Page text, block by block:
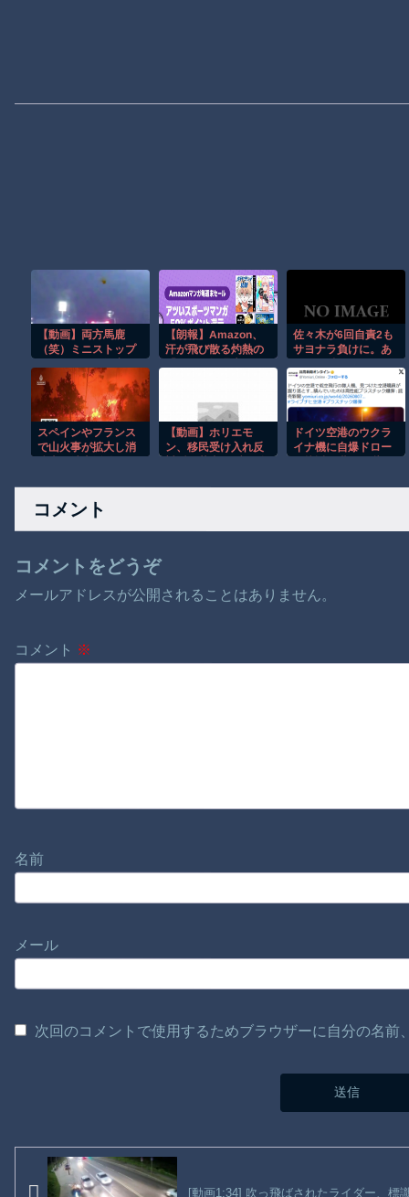
【動画】両方馬鹿
（笑）ミニストップ
たドラレコが（ノ
∇`）
【朗報】Amazon、
汗が飛び散る灼熱の
佐々木が6回自責2も
サヨナラ負けに。あ
きするドジャースフ
ァン
スペインやフランス
で山火事が拡大し消
【動画】ホリエモ
ン、移民受け入れ反
論できず沈黙w
ドイツ空港のウクラ
イナ機に自爆ドロー
置が壊れセーフ
コメント
コメントをどうぞ
メールアドレスが公開されることはありません。
コメント ※
名前
メール
次回のコメントで使用するためブラウザーに自分の名
[動画1:34] 吹っ飛ばされたライダー、標